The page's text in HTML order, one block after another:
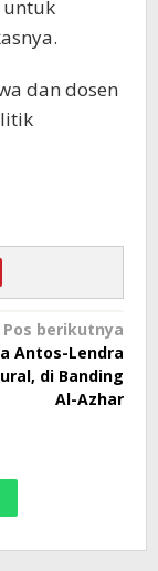
untuk
dan dosen
Pos berikutnya
Antos-Lendra
di Banding
Al-Azhar